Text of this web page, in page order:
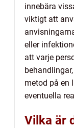
innebära
viktigt att
eller
att varje
metod på en
eventuella
Vilka är